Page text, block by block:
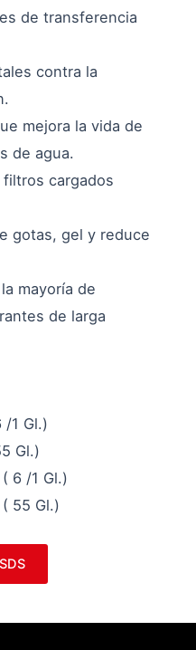
de transferencia
contra la
mejora la vida de
de agua.
filtros cargados
gotas, gel y reduce
mayoría de
de larga
/1 Gl.)
Gl.)
6 /1 Gl.)
55 Gl.)